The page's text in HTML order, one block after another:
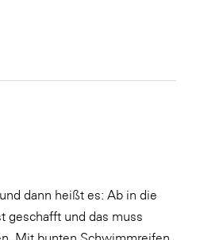
dann heißt es: Ab in die
geschafft und das muss